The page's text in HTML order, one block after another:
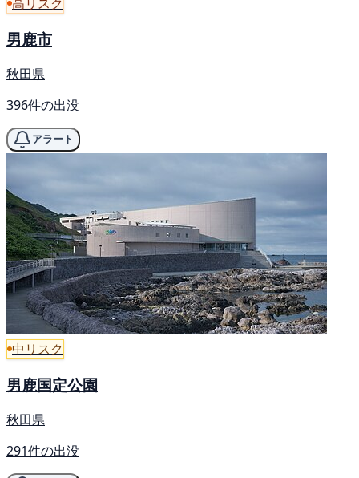
男鹿市
秋田県
396件の出没
アラート
中リスク
男鹿国定公園
秋田県
291件の出没